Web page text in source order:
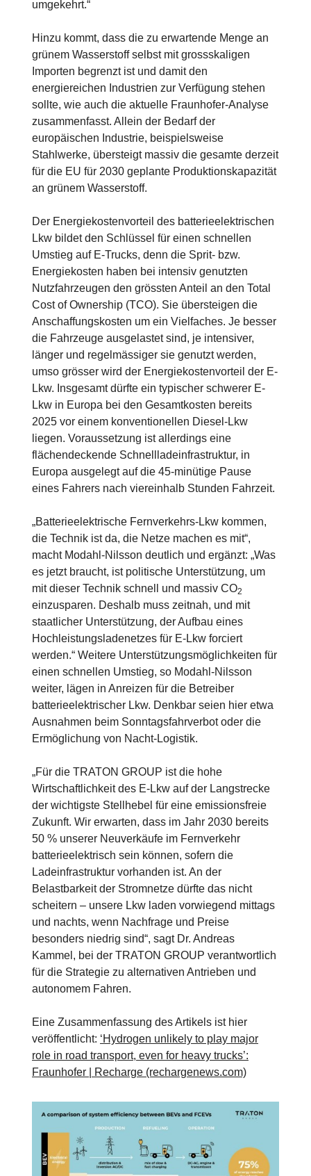
umgekehrt.“
Hinzu kommt, dass die zu erwartende Menge an
grünem Wasserstoff selbst mit grossskaligen
Importen begrenzt ist und damit den
energiereichen Industrien zur Verfügung stehen
sollte, wie auch die aktuelle Fraunhofer-Analyse
zusammenfasst. Allein der Bedarf der
europäischen Industrie, beispielsweise
Stahlwerke, übersteigt massiv die gesamte derzeit
für die EU für 2030 geplante Produktionskapazität
an grünem Wasserstoff.
Der Energiekostenvorteil des batterieelektrischen
Lkw bildet den Schlüssel für einen schnellen
Umstieg auf E-Trucks, denn die Sprit- bzw.
Energiekosten haben bei intensiv genutzten
Nutzfahrzeugen den grössten Anteil an den Total
Cost of Ownership (TCO). Sie übersteigen die
Anschaffungskosten um ein Vielfaches. Je besser
die Fahrzeuge ausgelastet sind, je intensiver,
länger und regelmässiger sie genutzt werden,
umso grösser wird der Energiekostenvorteil der E-
Lkw. Insgesamt dürfte ein typischer schwerer E-
Lkw in Europa bei den Gesamtkosten bereits
2025 vor einem konventionellen Diesel-Lkw
liegen. Voraussetzung ist allerdings eine
flächendeckende Schnellladeinfrastruktur, in
Europa ausgelegt auf die 45-minütige Pause
eines Fahrers nach viereinhalb Stunden Fahrzeit.
„Batterieelektrische Fernverkehrs-Lkw kommen,
die Technik ist da, die Netze machen es mit“,
macht Modahl-Nilsson deutlich und ergänzt: „Was
es jetzt braucht, ist politische Unterstützung, um
mit dieser Technik schnell und massiv CO2
einzusparen. Deshalb muss zeitnah, und mit
staatlicher Unterstützung, der Aufbau eines
Hochleistungsladenetzes für E-Lkw forciert
werden.“ Weitere Unterstützungsmöglichkeiten für
einen schnellen Umstieg, so Modahl-Nilsson
weiter, lägen in Anreizen für die Betreiber
batterieelektrischer Lkw. Denkbar seien hier etwa
Ausnahmen beim Sonntagsfahrverbot oder die
Ermöglichung von Nacht-Logistik.
„Für die TRATON GROUP ist die hohe
Wirtschaftlichkeit des E-Lkw auf der Langstrecke
der wichtigste Stellhebel für eine emissionsfreie
Zukunft. Wir erwarten, dass im Jahr 2030 bereits
50 % unserer Neuverkäufe im Fernverkehr
batterieelektrisch sein können, sofern die
Ladeinfrastruktur vorhanden ist. An der
Belastbarkeit der Stromnetze dürfte das nicht
scheitern – unsere Lkw laden vorwiegend mittags
und nachts, wenn Nachfrage und Preise
besonders niedrig sind“, sagt Dr. Andreas
Kammel, bei der TRATON GROUP verantwortlich
für die Strategie zu alternativen Antrieben und
autonomem Fahren.
Eine Zusammenfassung des Artikels ist hier
veröffentlicht: ‘Hydrogen unlikely to play major
role in road transport, even for heavy trucks’:
Fraunhofer | Recharge (rechargenews.com)